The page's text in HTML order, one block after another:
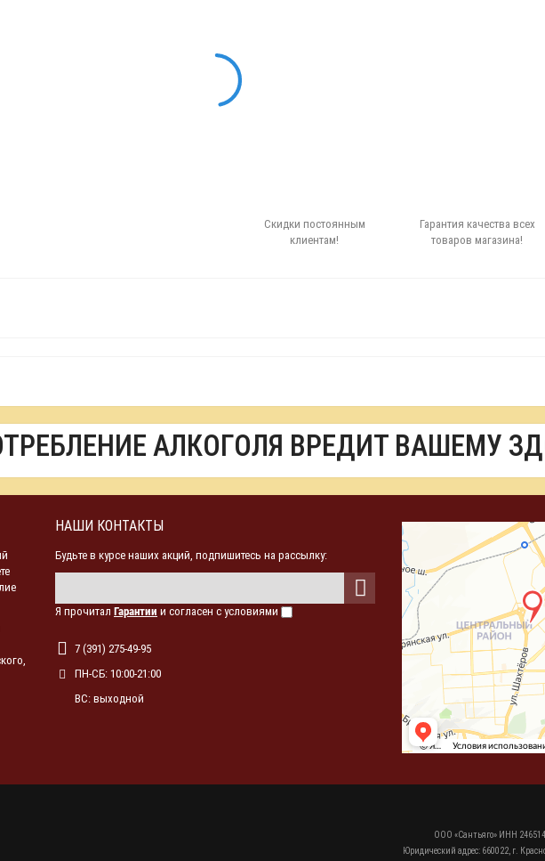
Скидки постоянным
клиентам!
Гарантия качества всех
товаров магазина!
АЛКОГОЛЯ ВРЕДИТ ВАШЕМУ
НАШИ КОНТАКТЫ
Будьте в курсе наших акций, подпишитесь на рассылку:
Я прочитал Гарантии и согласен с условиями
7 (391) 275-49-95
ПН-СБ: 10:00-21:00
ВС: выходной
ООО «Сантьяго» ИНН
Юридический адрес: 660022, г.